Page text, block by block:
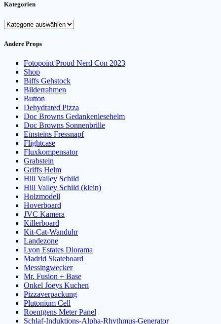
Kategorien
Kategorien
Andere Props
Fotopoint Proud Nerd Con 2023
Shop
Biffs Gehstock
Bilderrahmen
Button
Dehydrated Pizza
Doc Browns Gedankenlesehelm
Doc Browns Sonnenbrille
Einsteins Fressnapf
Flightcase
Fluxkompensator
Grabstein
Griffs Helm
Hill Valley Schild
Hill Valley Schild (klein)
Holzmodell
Hoverboard
JVC Kamera
Killerboard
Kit-Cat-Wanduhr
Landezone
Lyon Estates Diorama
Madrid Skateboard
Messingwecker
Mr. Fusion + Base
Onkel Joeys Kuchen
Pizzaverpackung
Plutonium Cell
Roentgens Meter Panel
Schlaf-Induktions-Alpha-Rhythmus-Generator